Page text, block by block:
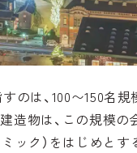
のは、100〜150名
造物は、この規模の
ミック）をはじめと